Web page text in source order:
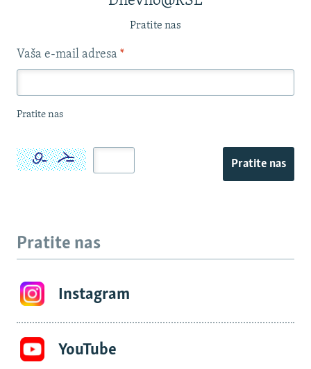
Pratite nas
Vaša e-mail adresa *
Pratite nas
Pratite nas
Pratite nas
Instagram
YouTube